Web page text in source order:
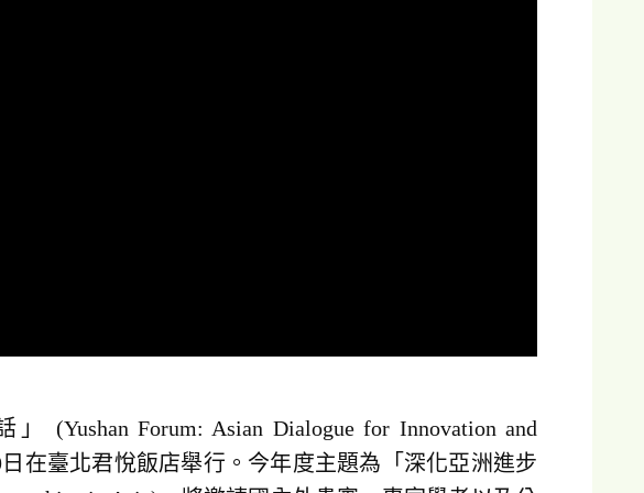
(Yushan Forum: Asian Dialogue for Innovation and
日在臺北君悅飯店舉行。今年度主題為「深化亞洲進步